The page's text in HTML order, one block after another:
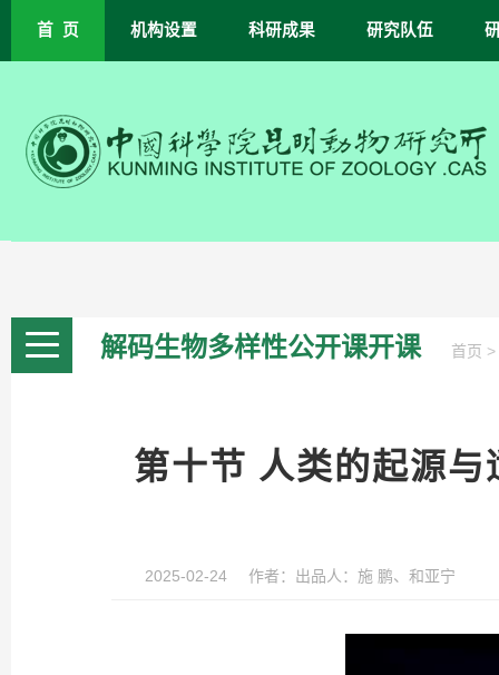
首 页 机构设置 科研成果 研究队伍
解码生物多样性公开课开课 首页 >
第十节 人类的起源与
2025-02-24 作者： 出品人：施 鹏、和亚宁